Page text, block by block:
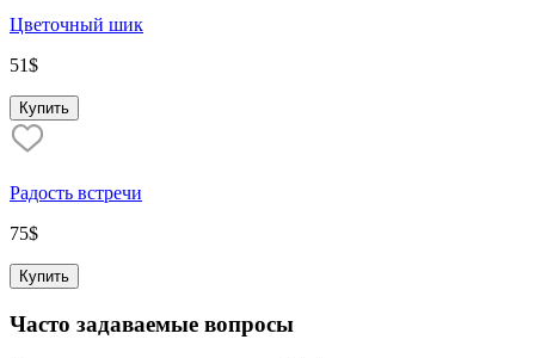
Цветочный шик
51$
Купить
Радость встречи
75$
Купить
Часто задаваемые вопросы